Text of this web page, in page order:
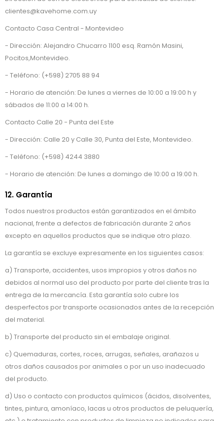
clientes@kavehome.com.uy
Contacto Casa Central - Montevideo
- Dirección: Alejandro Chucarro 1100 esq. Ramón Masini,
Pocitos,Montevideo.
- Teléfono: (+598) 2705 88 94
- Horario de atención: De lunes a viernes de 10:00 a 19:00 h y
sábados de 11:00 a 14:00 h.
Contacto Calle 20 - Punta del Este
- Dirección: Calle 20 y Calle 30, Punta del Este, Montevideo.
- Teléfono: (+598) 4244 3880
- Horario de atención: De lunes a domingo de 10:00 a 19:00 h.
12. Garantía
Todos nuestros productos están garantizados en el ámbito
nacional, frente a defectos de fabricación durante 2 años
excepto en aquellos productos que se indique otro plazo.
La garantía se excluye expresamente en los siguientes casos:
a) Transporte, accidentes, usos impropios y otros daños no
debidos al normal uso del producto por parte del cliente tras la
entrega de la mercancía. Esta garantía solo cubre los
desperfectos por transporte ocasionados antes de la recepción
del material.
b) Transporte del producto sin el embalaje original.
c) Quemaduras, cortes, roces, arrugas, señales, arañazos u
otros daños causados por animales o por un uso inadecuado
del producto.
d) Uso o contacto con productos químicos (ácidos, disolventes,
tintes, pintura, amoníaco, lacas u otros productos de peluquería,